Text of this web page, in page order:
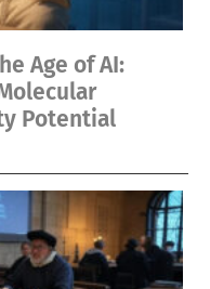
Age of AI:
Potential